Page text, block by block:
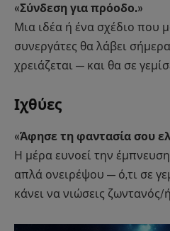
«Σύνδεση για πρόοδο.»
Μια ιδέα ή ένα σχέδιο που
συνεργάτες θα λάβει
χρειάζεται — και θα σε
Ιχθύες
«Άφησε τη φαντασία σου
Η μέρα ευνοεί την
απλά ονειρέψου — ό,τι σε
κάνει να νιώσεις ζωντανός/